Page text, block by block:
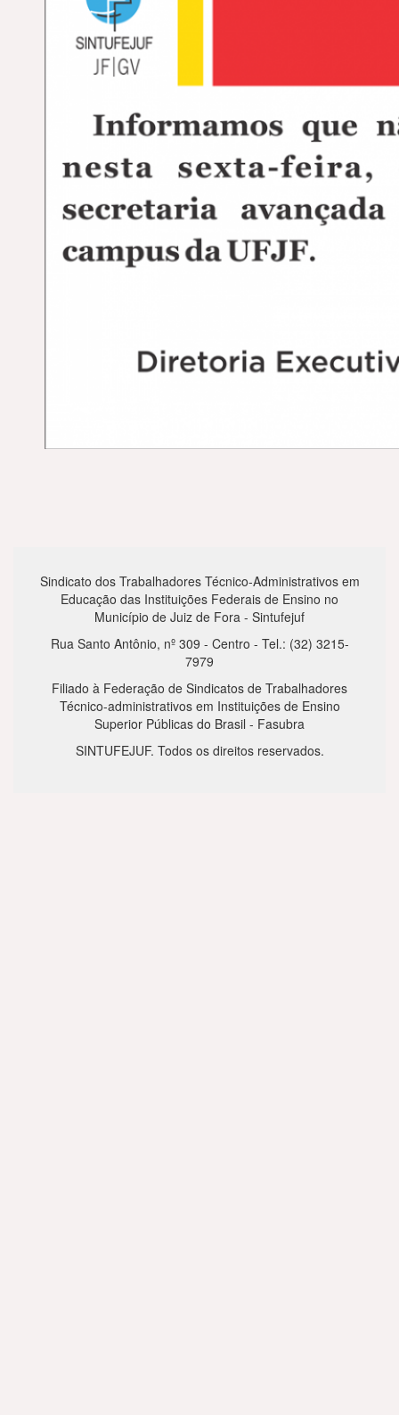
Sindicato dos Trabalhadores Técnico-Administrativos em
Educação das Instituições Federais de Ensino no
Município de Juiz de Fora - Sintufejuf
Rua Santo Antônio, nº 309 - Centro - Tel.: (32) 3215-
7979
Filiado à Federação de Sindicatos de Trabalhadores
Técnico-administrativos em Instituições de Ensino
Superior Públicas do Brasil - Fasubra
SINTUFEJUF. Todos os direitos reservados.